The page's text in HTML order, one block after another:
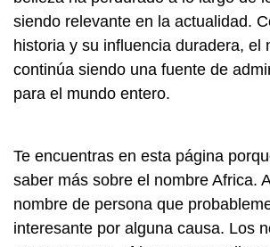
siendo relevante en la actualidad.
historia y su influencia duradera, el
continúa siendo una fuente de
para el mundo entero.
Te encuentras en esta página
saber más sobre el nombre Africa.
nombre de persona que
interesante por alguna causa. Los